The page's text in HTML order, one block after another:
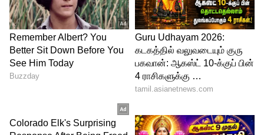
கோடிக்கும் அதிகமாக வசூலித்து
வெற்றிகரமாக ஓடி கொண்டிருக்கிறது.
அடர்ந்த ஆப்பிரிக்க காட்டு பகுதியில்
ஷூட்டிங்: